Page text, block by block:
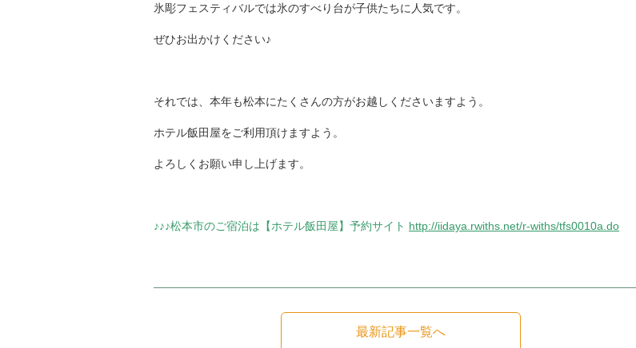
氷彫フェスティバルでは氷のすべり台が子供たちに人気です。
ぜひお出かけください♪
それでは、本年も松本にたくさんの方がお越しくださいますよう。
ホテル飯田屋をご利用頂けますよう。
よろしくお願い申し上げます。
♪♪♪松本市のご宿泊は【ホテル飯田屋】予約サイト http://iidaya.rwiths.net/r-withs/tfs0010a.do
最新記事一覧へ